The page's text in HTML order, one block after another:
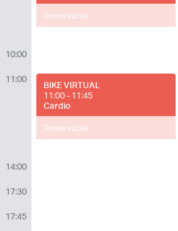
Reservable
10:00
11:00
BIKE VIRTUAL
11:00 - 11:45
Cardio
Reservable
14:00
17:30
17:45